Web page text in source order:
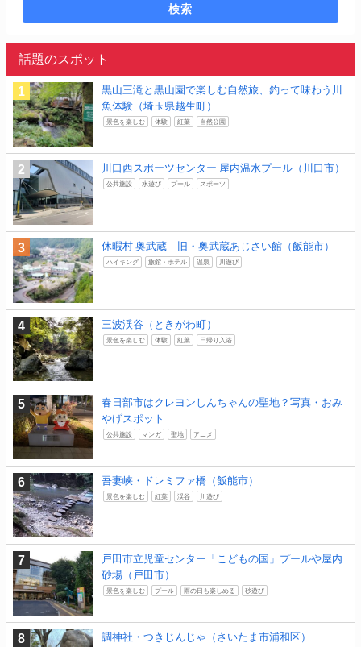
検索
話題のスポット
黒山三滝と黒山園で楽しむ自然旅、釣って味わう川
魚体験（埼玉県越生町）
景色を楽しむ 体験 紅葉 自然公園
川口西スポーツセンター 屋内温水プール（川口市）
公共施設 水遊び プール スポーツ
休暇村 奥武蔵 旧・奥武蔵あじさい館（飯能市）
ハイキング 旅館・ホテル 温泉 川遊び
三波渓谷（ときがわ町）
景色を楽しむ 体験 紅葉 日帰り入浴
春日部市はクレヨンしんちゃんの聖地？写真・おみ
やげスポット
公共施設 マンガ 聖地 アニメ
吾妻峡・ドレミファ橋（飯能市）
景色を楽しむ 紅葉 渓谷 川遊び
戸田市立児童センター「こどもの国」プールや屋内
砂場（戸田市）
景色を楽しむ プール 雨の日も楽しめる 砂遊び
調神社・つきじんじゃ（さいたま市浦和区）